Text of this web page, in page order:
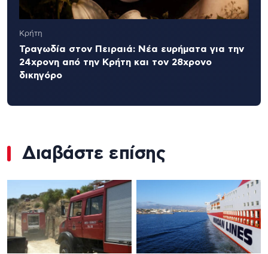
Κρήτη
Τραγωδία στον Πειραιά: Νέα ευρήματα για την
24χρονη από την Κρήτη και τον 28χρονο
δικηγόρο
Διαβάστε επίσης